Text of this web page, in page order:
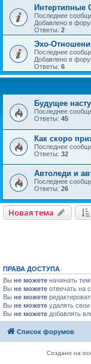
Интертипные
Последнее
Добавлено в
Ответы: 2
Эхо-
Последнее
Добавлено в
Ответы: 6
Будущее
Последнее
Ответы: 45
Как скоро
Последнее
Ответы: 32
Автоледи и
Последнее
Ответы: 26
Новая тема
ПРАВА ДОСТУПА
Вы не можете начинать
Вы не можете отвечать на
Вы не можете
Вы не можете удалять
Вы не можете добавлять
Список форумов
Создано на